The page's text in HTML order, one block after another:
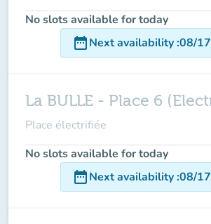
No slots available for today
date_rangeNext availability:08/
La BULLE - Place 6
Place électrifiée
No slots available for today
date_rangeNext availability:08/